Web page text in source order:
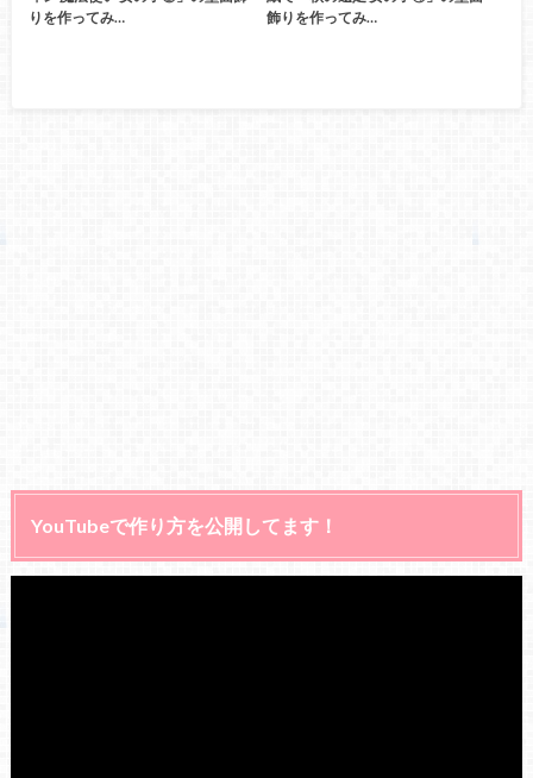
りを作ってみ…
飾りを作ってみ…
YouTubeで作り方を公開してます！